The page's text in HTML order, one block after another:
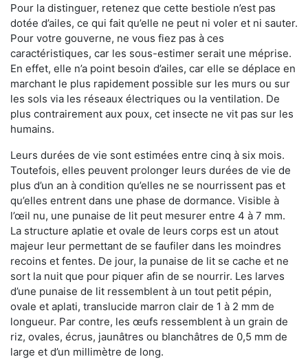
Pour la distinguer, retenez que cette bestiole n’est pas
dotée d’ailes, ce qui fait qu’elle ne peut ni voler et ni sauter.
Pour votre gouverne, ne vous fiez pas à ces
caractéristiques, car les sous-estimer serait une méprise.
En effet, elle n’a point besoin d’ailes, car elle se déplace en
marchant le plus rapidement possible sur les murs ou sur
les sols via les réseaux électriques ou la ventilation. De
plus contrairement aux poux, cet insecte ne vit pas sur les
humains.
Leurs durées de vie sont estimées entre cinq à six mois.
Toutefois, elles peuvent prolonger leurs durées de vie de
plus d’un an à condition qu’elles ne se nourrissent pas et
qu’elles entrent dans une phase de dormance. Visible à
l’œil nu, une punaise de lit peut mesurer entre 4 à 7 mm.
La structure aplatie et ovale de leurs corps est un atout
majeur leur permettant de se faufiler dans les moindres
recoins et fentes. De jour, la punaise de lit se cache et ne
sort la nuit que pour piquer afin de se nourrir. Les larves
d’une punaise de lit ressemblent à un tout petit pépin,
ovale et aplati, translucide marron clair de 1 à 2 mm de
longueur. Par contre, les œufs ressemblent à un grain de
riz, ovales, écrus, jaunâtres ou blanchâtres de 0,5 mm de
large et d’un millimètre de long.